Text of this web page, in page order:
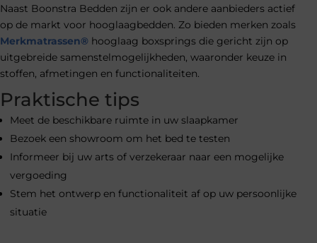
Naast Boonstra Bedden zijn er ook andere aanbieders actief
op de markt voor hooglaagbedden. Zo bieden merken zoals
Merkmatrassen® hooglaag boxsprings die gericht zijn op
uitgebreide samenstelmogelijkheden, waaronder keuze in
stoffen, afmetingen en functionaliteiten.
Praktische tips
Meet de beschikbare ruimte in uw slaapkamer
Bezoek een showroom om het bed te testen
Informeer bij uw arts of verzekeraar naar een mogelijke
vergoeding
Stem het ontwerp en functionaliteit af op uw persoonlijke
situatie